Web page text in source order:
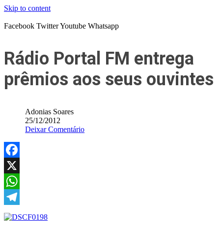
Skip to content
Facebook TwitterYoutube Whatsapp
Rádio Portal FM entrega
prêmios aos seus ouvintes
Adonias Soares
25/12/2012
Deixar Comentário
Facebook
X
WhatsApp
Telegram